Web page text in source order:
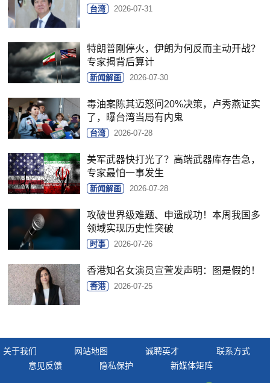
台湾 2026-07-31
特朗普刚停火，伊朗为何反而主动开战？
专家揭背后算计
新闻解画 2026-07-30
毒油案陈其迈怒问20%决策，卢秀燕证实
了，曝台湾当局有内鬼
台湾 2026-07-28
美军武器快打光了？高端武器库存告急，
专家最怕一事发生
新闻解画 2026-07-28
攻破世界级难题、申遗成功！本周我国多
领域实现历史性突破
时事 2026-07-26
香港知名女演员宣萱发声明：图是假的！
香港 2026-07-25
关于我们 网站地图 诚聘英才
联系方式
意见反馈
隐私保护 新媒体矩阵